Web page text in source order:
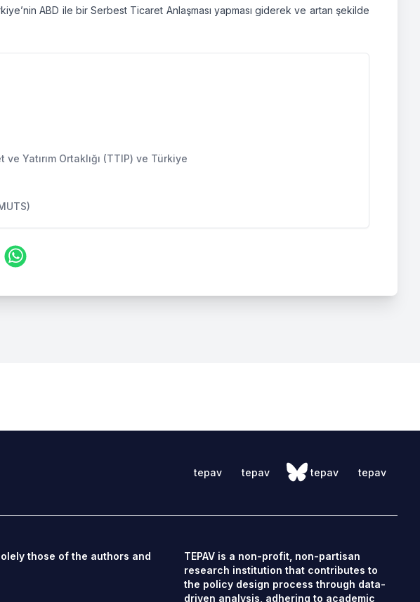
ABD ile bir Serbest Ticaret Anlaşması yapması giderek ve artan şekilde
Yatırım Ortaklığı (TTIP) ve Türkiye
tepav tepav tepav tepav
those of the authors and
TEPAV is a non-profit, non-partisan
research institution that contributes to
the policy design process through data-
driven analysis, adhering to academic